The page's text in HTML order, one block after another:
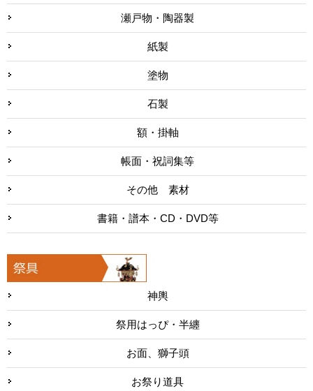
瀬戸物・陶器製
紙製
塗物
石製
額・掛軸
帳面・祝詞集等
その他 素材
書籍・譜本・CD・DVD等
神輿
祭用はっぴ・半纏
お面、獅子頭
お祭り道具